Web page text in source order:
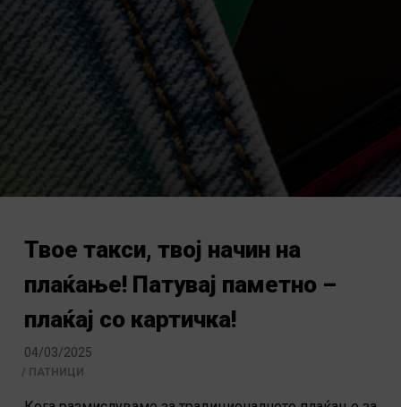
Твое такси, твој начин на
плаќање! Патувај паметно –
плаќај со картичка!
04/03/2025
ПАТНИЦИ